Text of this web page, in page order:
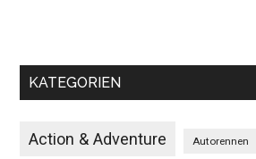
KATEGORIEN
Action & Adventure Autorennen